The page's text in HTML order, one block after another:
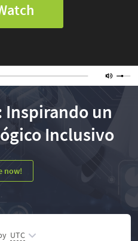
Inspirando un
Inclusivo
now!
UTC